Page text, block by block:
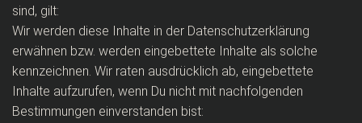
sind, gilt:
Wir werden diese Inhalte in der Datenschutzerklärung
erwähnen bzw. werden eingebettete Inhalte als solche
kennzeichnen. Wir raten ausdrücklich ab, eingebettete
Inhalte aufzurufen, wenn Du nicht mit nachfolgenden
Bestimmungen einverstanden bist: